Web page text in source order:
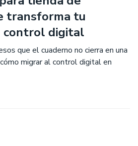
transforma tu
control digital
que el cuaderno no cierra en una
migrar al control digital en